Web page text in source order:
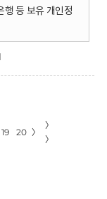
행 등 보유 개인정
19 20 〉
〉
〉